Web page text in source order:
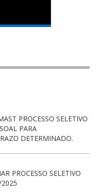
PROCESSO SELETIVO
PARA
DETERMINADO.
PROCESSO SELETIVO